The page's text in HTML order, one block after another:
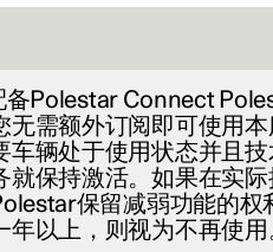
Polestar Connect
无需额外订阅即可使用
车辆处于使用状态并且
就保持激活。如果在实
保留减弱功能的权
年以上，则视为不再使用